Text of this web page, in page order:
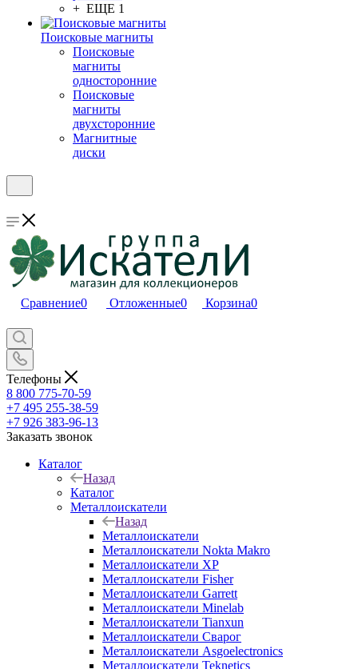
+ ЕЩЕ 1
Поисковые магниты
Поисковые
магниты
односторонние
Поисковые
магниты
двухсторонние
Магнитные
диски
Сравнение0 Отложенные0 Корзина0
Телефоны
8 800 775-70-59
+7 495 255-38-59
+7 926 383-96-13
Заказать звонок
Каталог
Назад
Каталог
Металлоискатели
Назад
Металлоискатели
Металлоискатели Nokta Makro
Металлоискатели XP
Металлоискатели Fisher
Металлоискатели Garrett
Металлоискатели Minelab
Металлоискатели Tianxun
Металлоискатели Сварог
Металлоискатели Asgoelectronics
Металлоискатели Teknetics